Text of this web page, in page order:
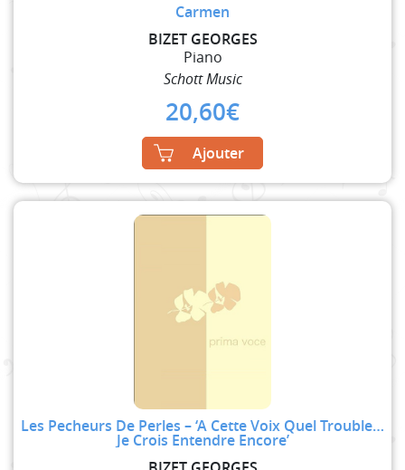
Carmen
BIZET GEORGES
Piano
Schott Music
20,60€
Ajouter
Les Pecheurs De Perles – ‘A Cette Voix Quel Trouble…
Je Crois Entendre Encore’